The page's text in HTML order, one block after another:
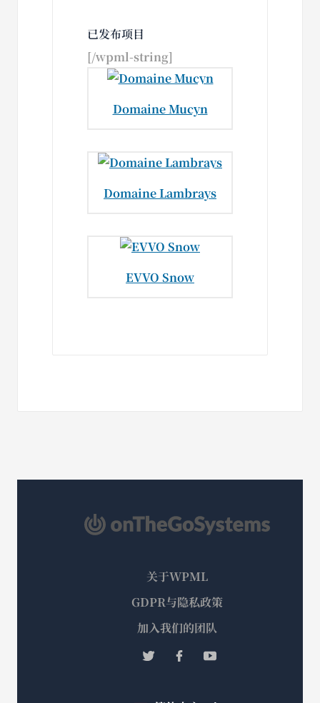
已发布项目
[/wpml-string]
Domaine Mucyn
Domaine Lambrays
EVVO Snow
关于WPML
GDPR与隐私政策
加入我们的团队
（在
（在 （在